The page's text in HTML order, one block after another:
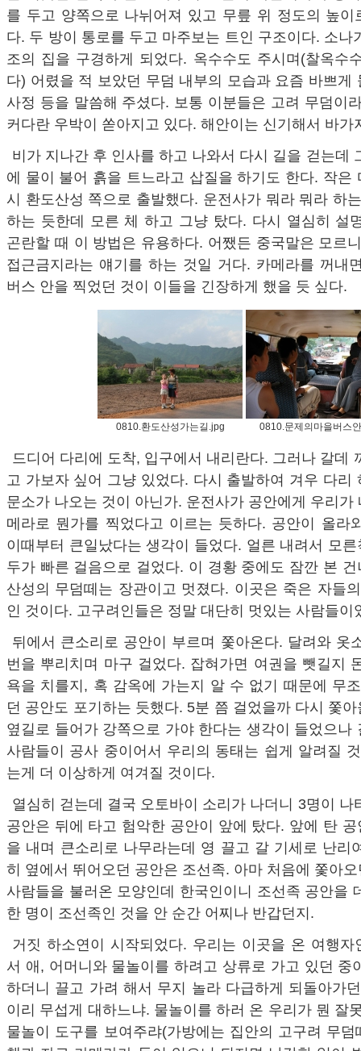
를 두고 양쪽으로 나뉘어져 있고 무릎 위 정도의 높이
다. 두 방이 통로를 두고 마주보는 트인 구조이다. 소나
조의 집을 구경하게 되었다. 옥수수도 주시며(찰옥수
다) 어렸을 적 보았던 무덤 내부의 모습과 요즘 바쁘게
사정 등을 말씀해 주셨다. 보통 이분들은 고려 무덤이
커다란 우박이 쏟아지고 있다. 해안이는 신기해서 바가
비가 지나간 후 인사를 하고 나와서 다시 길을 걷는데
에 물이 불어 흙을 트느라고 삽질을 하기도 한다. 작은
시 환도산성 쪽으로 출발했다. 운전사가 뭐라 뭐라 하
하는 듯한데 모른 체 하고 그냥 탔다. 다시 열심히 설
곤란할 때 이 방법은 유용하다. 어쨌든 중국말은 모르
접근금지라는 얘기를 하는 것일 거다. 카메라를 꺼내
버스 안을 찍었던 것이 이들을 긴장하게 했을 듯 싶다.
0810.환도산성가는길.jpg 0810.문제의마을버스
드디어 다리에 도착, 입구에서 내리란다. 그러나 갈데
고 가보자 싶어 그냥 있었다. 다시 출발하여 겨우 다리
문소가 나오는 것이 아닌가. 운전사가 공안에게 우리가
메라로 뭔가를 찍었다고 이르는 듯하다. 공안이 올라
이때부터 큰일났다는 생각이 들었다. 얼른 내려서 모
두가 빠른 걸음으로 걸었다. 이 경황 중에도 잠깐 본
산성의 무덤떼는 장관이고 멋졌다. 이곳은 죽은 자들
인 것이다. 고구려인들은 정말 대단히 멋있는 사람들이
뒤에서 큰소리로 공안이 부르며 쫓아온다. 달려와 옷
번을 뿌리치며 마구 걸었다. 잡혀가면 여권을 뺏길지
욕을 치를지, 혹 감옥에 가는지 알 수 없기 때문에 무
던 공안도 포기하는 듯했다. 5분 쯤 걸었을까 다시 쫓
옆길로 들어가 강쪽으로 가야 한다는 생각이 들었으나
사람들이 공사 중이어서 우리의 동태는 쉽게 알려질
는게 더 이상하게 여겨질 것이다.
열심히 걷는데 결국 오토바이 소리가 나더니 3명이 나
공안은 뒤에 타고 험악한 공안이 앞에 탔다. 앞에 탄
을 내며 큰소리로 나무라는데 영 끌고 갈 기세로 난리
히 옆에서 뛰어오던 공안은 조선족. 아마 처음에 쫓아
사람들을 불러온 모양인데 한국인이니 조선족 공안을
한 명이 조선족인 것을 안 순간 어찌나 반갑던지.
거짓 하소연이 시작되었다. 우리는 이곳을 온 여행자
서 애, 어머니와 물놀이를 하려고 상류로 가고 있던 중
하더니 끌고 가려 해서 무지 놀라 다급하게 되돌아가
이리 무섭게 대하느냐. 물놀이를 하러 온 우리가 뭔 잘
물놀이 도구를 보여주랴(가방에는 집안의 고구려 무